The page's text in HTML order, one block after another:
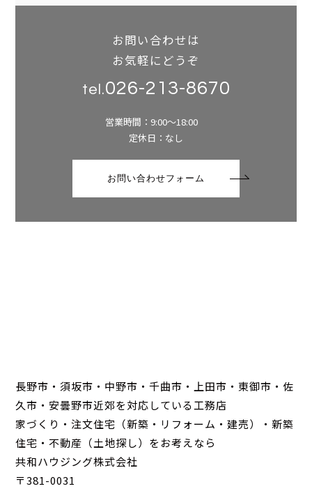
お問い合わせは
お気軽にどうぞ
tel.026-213-8670
営業時間：9:00～18:00
定休日：なし
お問い合わせフォーム
長野市・須坂市・中野市・千曲市・上田市・東御市・佐
久市・安曇野市近郊を対応している工務店
家づくり・注文住宅（新築・リフォーム・建売）・新築
住宅・不動産（土地探し）をお考えなら
共和ハウジング株式会社
〒381-0031